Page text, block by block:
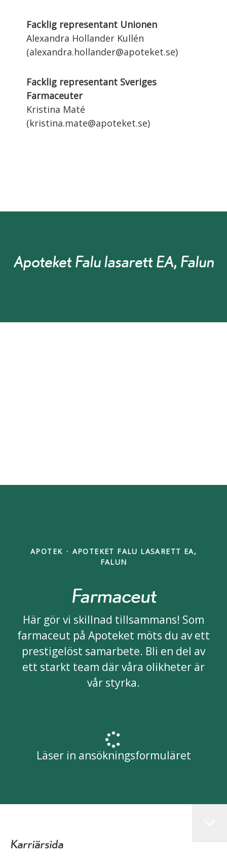
Facklig representant Unionen
Alexandra Hollander Kullén
(alexandra.hollander@apoteket.se)
Facklig representant Sveriges
Farmaceuter
Kristina Maté
(kristina.mate@apoteket.se)
Apoteket Falu lasarett EA, Falun
APOTEK · APOTEKET FALU LASARETT EA,
FALUN
Farmaceut
Här gör vi skillnad tillsammans! Som
farmaceut på Apoteket möts du av ett
prestigelöst samarbete. Bli en del av
ett starkt team där våra olikheter är
vår styrka.
Läser in ansökningsformuläret
Karriärsida